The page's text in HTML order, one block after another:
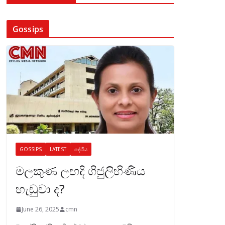
Gossips
GOSSIPS LATEST දේශීය
මලකුණ ලඟදි ගිජුලිහිණිය
හැඬුවා ද?
June 26, 2025 cmn